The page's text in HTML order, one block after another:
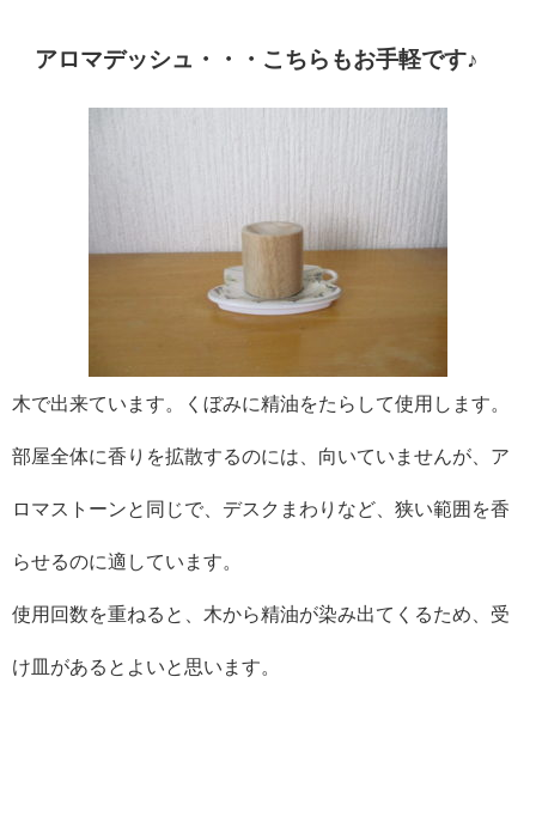
アロマデッシュ・・・こちらもお手軽です♪
木で出来ています。くぼみに精油をたらして使用します。
部屋全体に香りを拡散するのには、向いていませんが、ア
ロマストーンと同じで、デスクまわりなど、狭い範囲を香
らせるのに適しています。
使用回数を重ねると、木から精油が染み出てくるため、受
け皿があるとよいと思います。